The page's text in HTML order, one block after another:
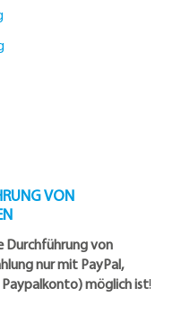
VON
Durchführung von
nur mit PayPal,
möglich ist!